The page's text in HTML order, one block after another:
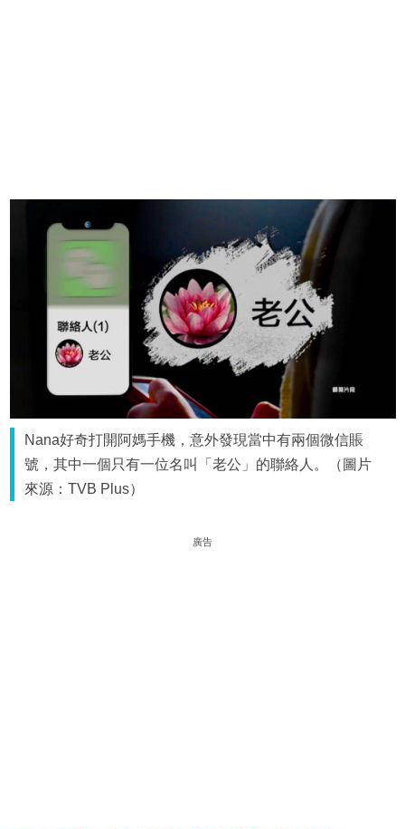
Nana好奇打開阿媽手機，意外發現當中有兩個微信賬
號，其中一個只有一位名叫「老公」的聯絡人。（圖片
來源：TVB Plus）
廣告